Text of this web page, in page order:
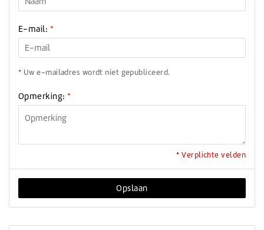
E-mail: *
* Uw e-mailadres wordt niet gepubliceerd.
Opmerking: *
* Verplichte velden
Opslaan